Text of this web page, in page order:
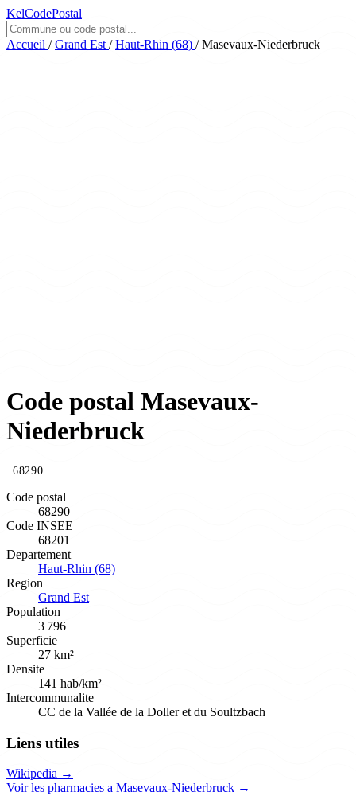
KelCodePostal
Accueil / Grand Est / Haut-Rhin (68) / Masevaux-Niederbruck
Code postal Masevaux-
Niederbruck
68290
Code postal
68290
Code INSEE
68201
Departement
Haut-Rhin (68)
Region
Grand Est
Population
3 796
Superficie
27 km²
Densite
141 hab/km²
Intercommunalite
CC de la Vallée de la Doller et du Soultzbach
Liens utiles
Wikipedia →
Voir les pharmacies a Masevaux-Niederbruck →